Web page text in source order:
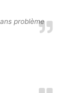
problème